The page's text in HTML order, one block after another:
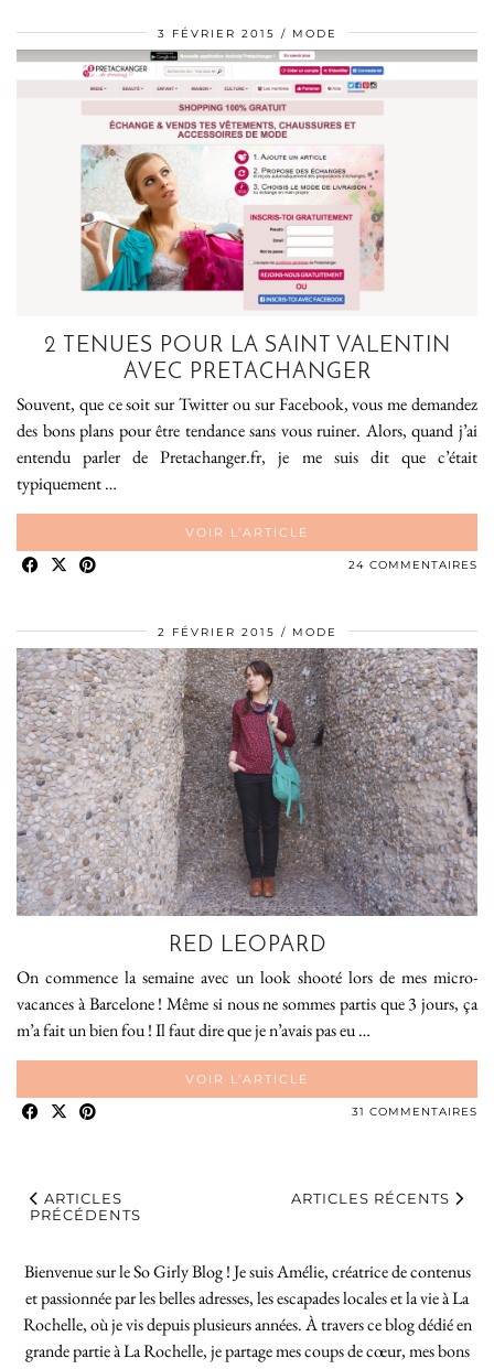
3 FÉVRIER 2015 MODE
2 TENUES POUR LA SAINT VALENTIN
AVEC PRETACHANGER
Souvent, que ce soit sur Twitter ou sur Facebook, vous me demandez
des bons plans pour être tendance sans vous ruiner. Alors, quand j’ai
entendu parler de Pretachanger.fr, je me suis dit que c’était
typiquement …
VOIR L’ARTICLE
24 COMMENTAIRES
2 FÉVRIER 2015 MODE
RED LEOPARD
On commence la semaine avec un look shooté lors de mes micro-
vacances à Barcelone ! Même si nous ne sommes partis que 3 jours, ça
m’a fait un bien fou ! Il faut dire que je n’avais pas eu …
VOIR L’ARTICLE
31 COMMENTAIRES
ARTICLES
PRÉCÉDENTS
ARTICLES RÉCENTS
Bienvenue sur le So Girly Blog ! Je suis Amélie, créatrice de contenus
et passionnée par les belles adresses, les escapades locales et la vie à La
Rochelle, où je vis depuis plusieurs années. À travers ce blog dédié en
grande partie à La Rochelle, je partage mes coups de cœur, mes bons